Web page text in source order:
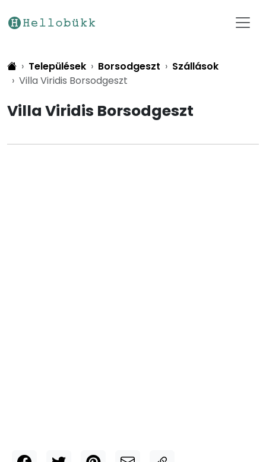
Települések Borsodgeszt
Szállások
Villa Viridis Borsodgeszt
Villa Viridis Borsodgeszt